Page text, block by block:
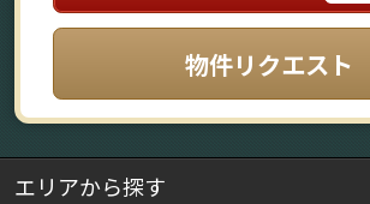
物件リクエスト
エリアから探す